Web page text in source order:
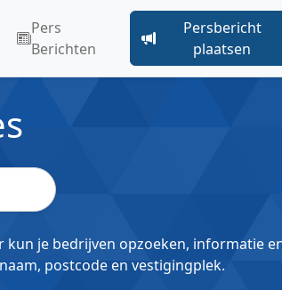
Pers
Berichten
Persbericht
plaatsen
kun je bedrijven opzoeken, informatie
postcode en vestigingplek.